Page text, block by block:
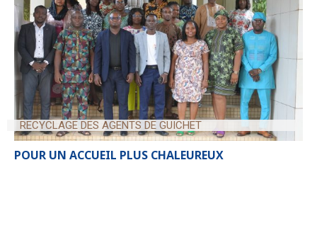
RECYCLAGE DES AGENTS DE GUICHET
POUR UN ACCUEIL PLUS CHALEUREUX